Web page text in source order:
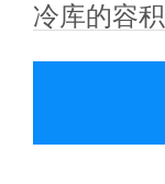
冷库的容